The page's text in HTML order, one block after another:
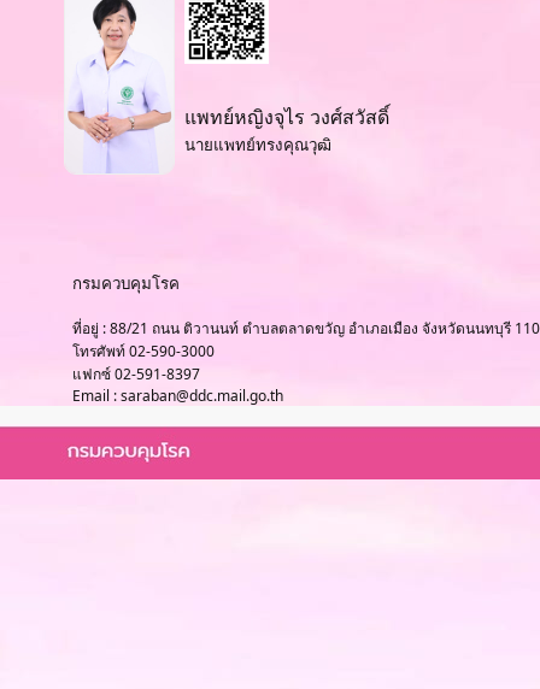
แพทย์หญิงจุไร วงศ์สวัสดิ์
นายแพทย์ทรงคุณวุฒิ
กรมควบคุมโรค
ที่อยู่ : 88/21 ถนน ติวานนท์ ตำบลตลาดขวัญ อำเภอเมือง จังหวัดนนทบุรี
โทรศัพท์ 02-590-3000
แฟกซ์ 02-591-8397
Email : saraban@ddc.mail.go.th